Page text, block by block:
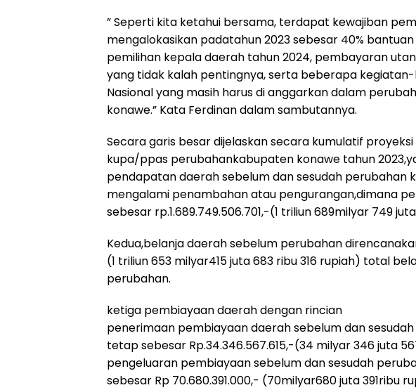
” Seperti kita ketahui bersama, terdapat kewajiban
mengalokasikan padatahun 2023 sebesar 40%
pemilihan kepala daerah tahun 2024, pembayaran
yang tidak kalah pentingnya, serta beberapa
Nasional yang masih harus di anggarkan dalam
konawe.” Kata Ferdinan dalam sambutannya.
Secara garis besar dijelaskan secara kumulatif
kupa/ppas perubahankabupaten konawe tahun
pendapatan daerah sebelum dan sesudah perubahan
mengalami penambahan atau pengurangan,dimana
sebesar rp.1.689.749.506.701,-(1 triliun 689milyar 749
Kedua,belanja daerah sebelum perubahan
(1 triliun 653 milyar415 juta 683 ribu 316 rupiah) total
perubahan.
ketiga pembiayaan daerah dengan rincian
penerimaan pembiayaan daerah sebelum dan
tetap sebesar Rp.34.346.567.615,-(34 milyar 346 juta
pengeluaran pembiayaan sebelum dan sesudah
sebesar Rp 70.680.391.000,- (70milyar680 juta 391ribu